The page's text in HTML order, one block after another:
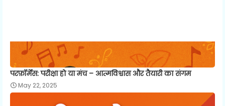
परफ़ॉर्मेंस: परीक्षा हो या मंच – आत्मविश्वास और तैयारी का संगम
May 22, 2025